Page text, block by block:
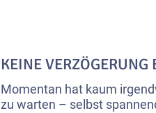
KEINE VERZÖGERUNG
Momentan hat kaum
zu warten – selbst